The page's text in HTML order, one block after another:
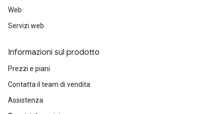
Web
Servizi web
Informazioni sul prodotto
Prezzi e piani
Contatta il team di vendita
Assistenza